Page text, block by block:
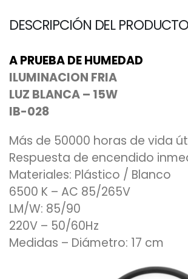
DESCRIPCIÓN DEL PRODUCTO
A PRUEBA DE HUMEDAD
ILUMINACION FRIA
LUZ BLANCA – 15W
IB-028
Más de 50000 horas de vida
Respuesta de encendido
Materiales: Plástico / Blanco
6500 K – AC 85/265V
LM/W: 85/90
220V – 50/60Hz
Medidas – Diámetro: 17 cm